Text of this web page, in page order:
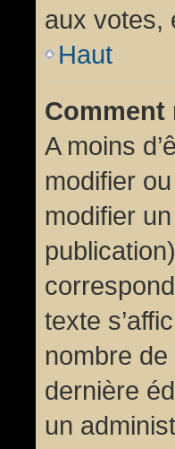
aux votes,
Haut
Comment
A moins
modifier
modifier
texte
nombre de
dernière
un